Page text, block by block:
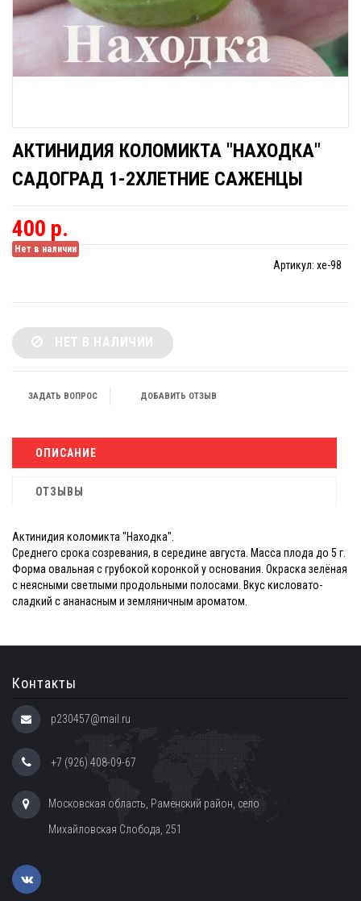
АКТИНИДИЯ КОЛОМИКТА "НАХОДКА"
САДОГРАД 1-2ХЛЕТНИЕ САЖЕНЦЫ
400 р.
Нет в наличии
Артикул: xe-98
НЕТ В НАЛИЧИИ
ЗАДАТЬ ВОПРОС ДОБАВИТЬ ОТЗЫВ
ОПИСАНИЕ
ОТЗЫВЫ
Актинидия коломикта "Находка".
Среднего срока созревания, в середине августа. Масса плода до 5 г.
Форма овальная с грубокой коронкой у основания. Окраска зелёная
с неясными светлыми продольными полосами. Вкус кисловато-
сладкий с ананасным и земляничным ароматом.
Контакты
p230457@mail.ru
+7 (926) 408-09-67
Московская область, Раменский район, село
Михайловская Слобода, 251